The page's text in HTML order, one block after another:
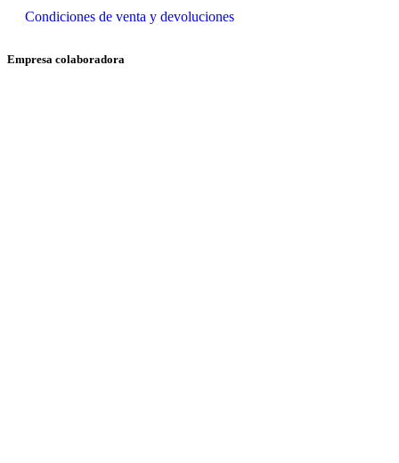
Condiciones de venta y devoluciones
Empresa colaboradora